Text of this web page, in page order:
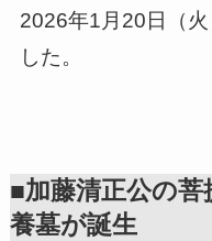
2026年1月20日（
した。
■加藤清正公の
養墓が誕生